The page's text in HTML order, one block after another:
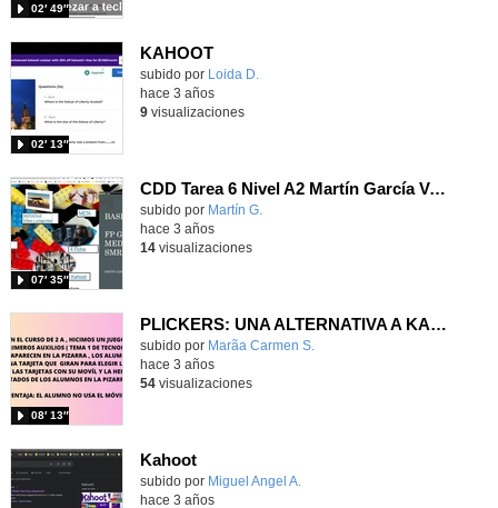
02′ 49″
KAHOOT
Contenido educativo.
subido por Loida D.
02′ 13″
hace 3 años
9visualizaciones
CDD Tarea 6 Nivel A2 Martín García Valle
subido por Martín G.
07′ 35″
hace 3 años
14visualizaciones
PLICKERS: UNA ALTERNATIVA A KAHOOT
Contenido educativo.
subido por Marã­a Carmen S.
08′ 13″
hace 3 años
54visualizaciones
Kahoot
subido por Miguel Angel A.
hace 3 años